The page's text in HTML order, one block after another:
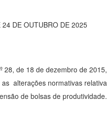
24 DE OUTUBRO DE 2025
28, de 18 de dezembro de 2015,
alterações normativas relativa
de bolsas de produtividade.